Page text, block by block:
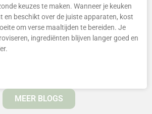
keuzes te maken. Wanneer je keuken
en beschikt over de juiste apparaten, kost
om verse maaltijden te bereiden. Je
ingrediënten blijven langer goed en
MEER BLOGS